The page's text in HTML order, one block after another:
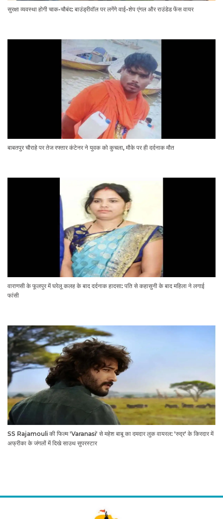
सुरक्षा व्यवस्था होगी चाक-चौबंद: बाउंड्रीवॉल पर लगेंगे वाई-शेप एंगल और राउंडेड फेंस वायर
बाबतपुर चौराहे पर तेज रफ्तार कंटेनर ने युवक को कुचला, मौके पर ही दर्दनाक मौत
वाराणसी के फूलपुर में घरेलू कलह के बाद दर्दनाक हादसा: पति से कहासुनी के बाद महिला ने लगाई
फांसी
SS Rajamouli की फिल्म 'Varanasi' से महेश बाबू का दमदार लुक वायरल: 'रुद्र' के किरदार में
अफ्रीका के जंगलों में दिखे साउथ सुपरस्टार